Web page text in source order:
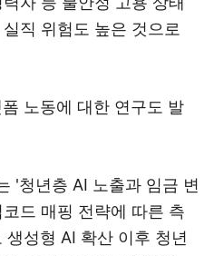
직 위험도 높은 것으로
노동에 대한 연구도 발
'청년층 AI 노출과 임금 변
드 매핑 전략에 따른 측
성형 AI 확산 이후 청년